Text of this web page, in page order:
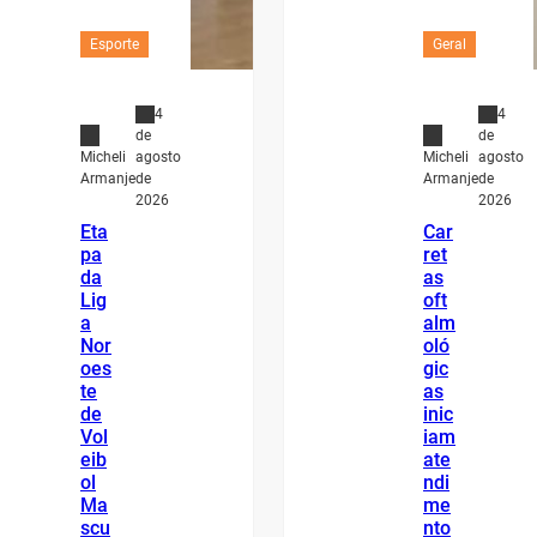
Esporte
Micheli
Armanje
4
de
agosto
de
2026
Eta
pa
da
Lig
a
Nor
oes
te
de
Vol
eib
ol
Ma
scu
Geral
Micheli
Armanje
4
de
agosto
de
2026
Car
ret
as
oft
alm
oló
gic
as
inic
iam
ate
ndi
me
nto